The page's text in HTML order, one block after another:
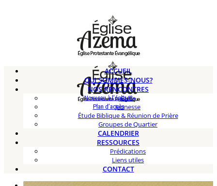
Nouveau à l’église?
Plan d’accès
ACCUEIL
QUI SOMMES-NOUS?
NOS RENCONTRES
Culte
Jeunesse
Étude Biblique & Réunion de Prière
Groupes de Quartier
CALENDRIER
RESSOURCES
Prédications
Liens utiles
CONTACT